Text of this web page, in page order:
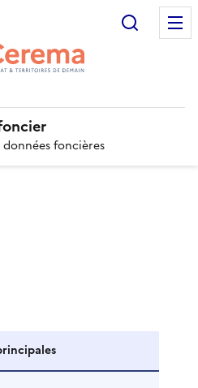
données foncières